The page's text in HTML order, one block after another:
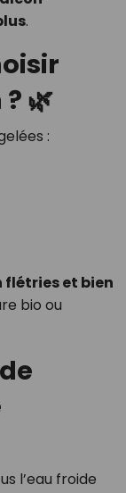
.
🌿
:
et bien
bio ou
l’eau froide